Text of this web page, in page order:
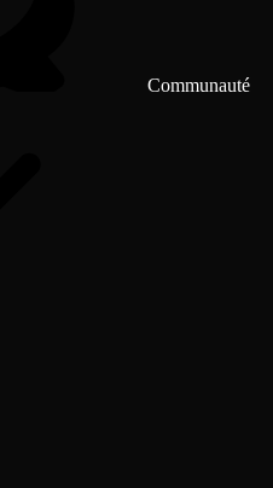
Communauté